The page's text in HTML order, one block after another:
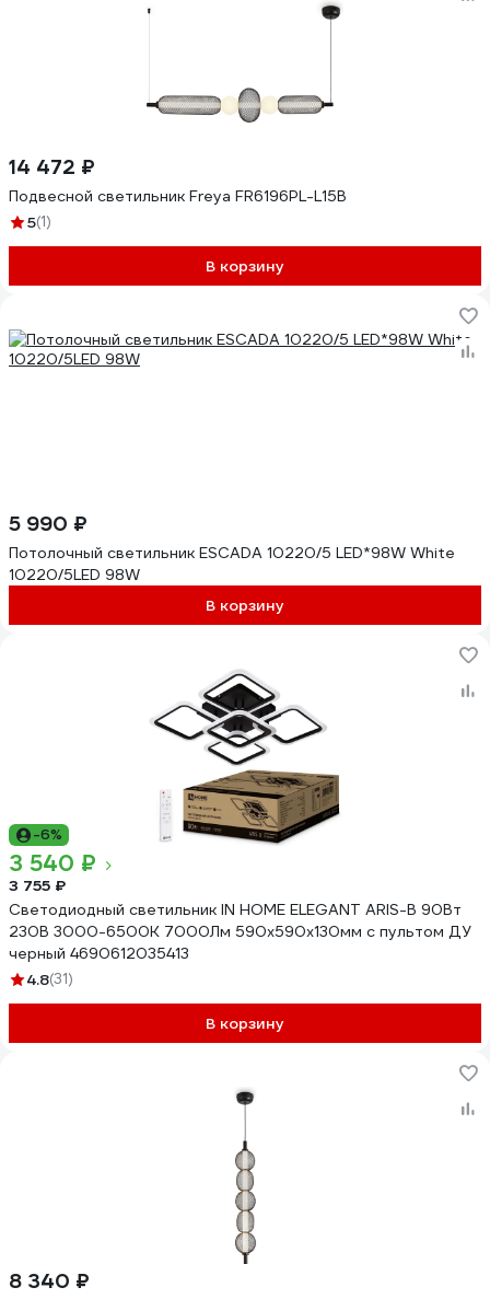
14 472 ₽
Подвесной светильник Freya FR6196PL-L15B
5(1)
В корзину
5 990 ₽
Потолочный светильник ESCADA 10220/5 LED*98W White
10220/5LED 98W
В корзину
-6%
3 540 ₽
3 755 ₽
Светодиодный светильник IN HOME ELEGANT ARIS-B 90Вт
230В 3000-6500K 7000Лм 590x590x130мм c пультом ДУ
черный 4690612035413
4.8(31)
В корзину
8 340 ₽